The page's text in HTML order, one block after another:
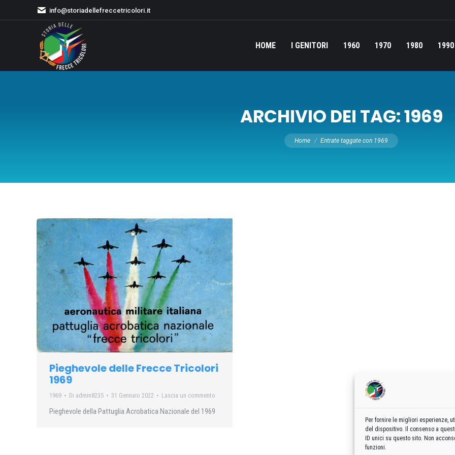
Per fornire le migliori esperienze,
del dispositivo. Il consenso a
ID unici su questo sito. Non
funzioni.
info@storiadellefreccetricolori.it
HOME I GENITORI 1960 1970 1980 1990
ARCHIVIO DEI TAG:1969
Tu sei qui:
Home Entrate taggate con 1969
Pieghevole delle Frecce Tricolori
1969
1969 Di admin8235 31 Gennaio 2022 Lascia un commento
Pieghevole della Pattuglia Acrobatica Nazionale del 1969